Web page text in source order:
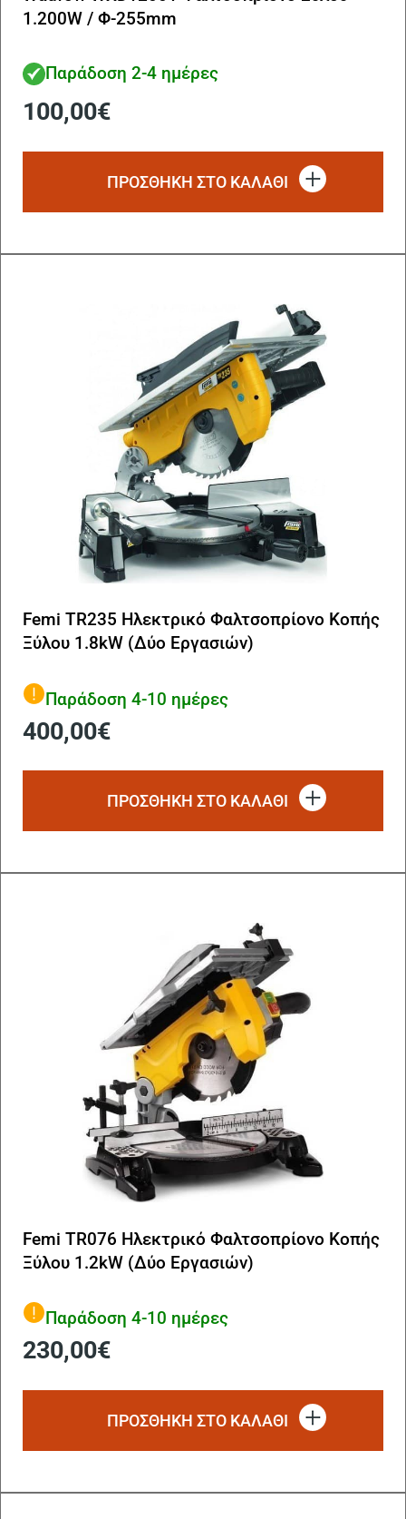
1.200W / Φ-255mm
Παράδοση 2-4 ημέρες
100,00€
ΠΡΟΣΘΗΚΗ ΣΤΟ ΚΑΛΑΘΙ
Femi TR235 Ηλεκτρικό Φαλτσοπρίονο Κοπής
Ξύλου 1.8kW (Δύο Εργασιών)
Παράδοση 4-10 ημέρες
400,00€
ΠΡΟΣΘΗΚΗ ΣΤΟ ΚΑΛΑΘΙ
Femi TR076 Ηλεκτρικό Φαλτσοπρίονο Κοπής
Ξύλου 1.2kW (Δύο Εργασιών)
Παράδοση 4-10 ημέρες
230,00€
ΠΡΟΣΘΗΚΗ ΣΤΟ ΚΑΛΑΘΙ